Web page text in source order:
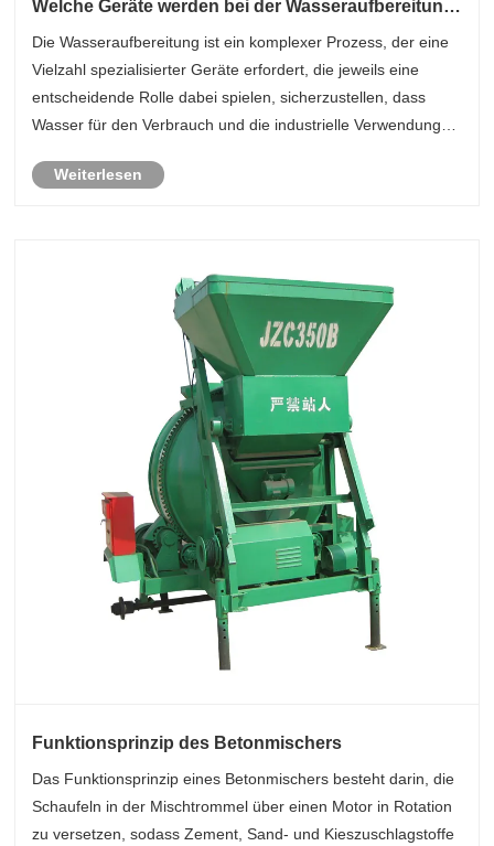
Welche Geräte werden bei der Wasseraufbereitung
Die Wasseraufbereitung ist ein komplexer Prozess, der eine
Vielzahl spezialisierter Geräte erfordert, die jeweils eine
entscheidende Rolle dabei spielen, sicherzustellen, dass
Wasser für den Verbrauch und die industrielle Verwendung
Weiterlesen
Funktionsprinzip des Betonmischers
‌‌Das Funktionsprinzip eines Betonmischers besteht darin, die
Schaufeln in der Mischtrommel über einen Motor in Rotation
zu versetzen, sodass Zement, Sand- und Kieszuschlagstoffe